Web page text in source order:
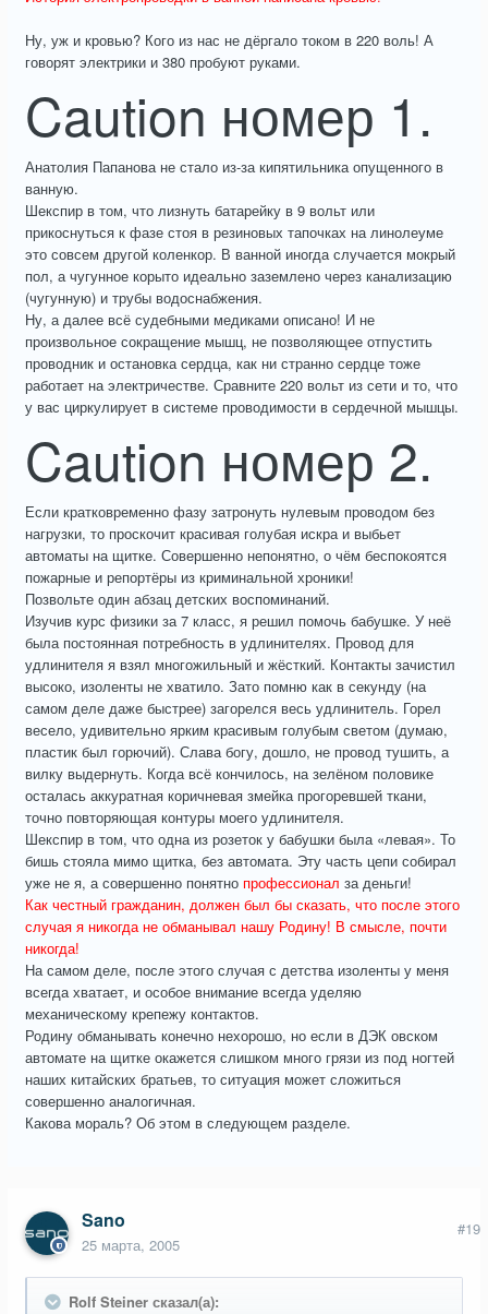
Ну, уж и кровью? Кого из нас не дёргало током в 220 воль! А
говорят электрики и 380 пробуют руками.
Caution номер 1.
Анатолия Папанова не стало из-за кипятильника опущенного в
ванную.
Шекспир в том, что лизнуть батарейку в 9 вольт или
прикоснуться к фазе стоя в резиновых тапочках на линолеуме
это совсем другой коленкор. В ванной иногда случается мокрый
пол, а чугунное корыто идеально заземлено через канализацию
(чугунную) и трубы водоснабжения.
Ну, а далее всё судебными медиками описано! И не
произвольное сокращение мышц, не позволяющее отпустить
проводник и остановка сердца, как ни странно сердце тоже
работает на электричестве. Сравните 220 вольт из сети и то, что
у вас циркулирует в системе проводимости в сердечной мышцы.
Caution номер 2.
Если кратковременно фазу затронуть нулевым проводом без
нагрузки, то проскочит красивая голубая искра и выбьет
автоматы на щитке. Совершенно непонятно, о чём беспокоятся
пожарные и репортёры из криминальной хроники!
Позвольте один абзац детских воспоминаний.
Изучив курс физики за 7 класс, я решил помочь бабушке. У неё
была постоянная потребность в удлинителях. Провод для
удлинителя я взял многожильный и жёсткий. Контакты зачистил
высоко, изоленты не хватило. Зато помню как в секунду (на
самом деле даже быстрее) загорелся весь удлинитель. Горел
весело, удивительно ярким красивым голубым светом (думаю,
пластик был горючий). Слава богу, дошло, не провод тушить, а
вилку выдернуть. Когда всё кончилось, на зелёном половике
осталась аккуратная коричневая змейка прогоревшей ткани,
точно повторяющая контуры моего удлинителя.
Шекспир в том, что одна из розеток у бабушки была «левая». То
бишь стояла мимо щитка, без автомата. Эту часть цепи собирал
уже не я, а совершенно понятно профессионал за деньги!
Как честный гражданин, должен был бы сказать, что после этого
случая я никогда не обманывал нашу Родину! В смысле, почти
никогда!
На самом деле, после этого случая с детства изоленты у меня
всегда хватает, и особое внимание всегда уделяю
механическому крепежу контактов.
Родину обманывать конечно нехорошо, но если в ДЭК овском
автомате на щитке окажется слишком много грязи из под ногтей
наших китайских братьев, то ситуация может сложиться
совершенно аналогичная.
Какова мораль? Об этом в следующем разделе.
Sano
25 марта, 2005
#19
Rolf Steiner сказал(а):